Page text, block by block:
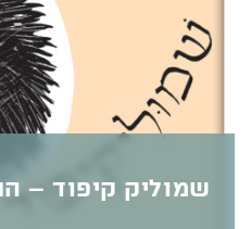
خلال أيام الصيف الحارة. كما
التعشيش الموجودة في الحديقة
هيا نحلّق معنا بأجنحتنا!
פרטים נוספים >>
שמוליק קיפוד –